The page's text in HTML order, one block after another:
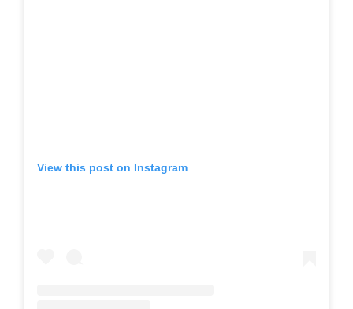
View this post on Instagram